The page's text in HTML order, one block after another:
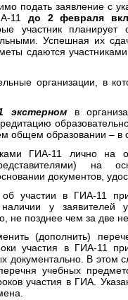
подать заявление с
11 до 2 февраля
участник
Успешная их
сдаются
организации, в
экстерномв
общем образовании –
ГИА-11 лично на
на
документов,
участии в ГИА-11
у заявителей
не позднее чем за две
(дополнить)
участия в ГИА-11
документально. В этом
учебных
участия в ГИА.